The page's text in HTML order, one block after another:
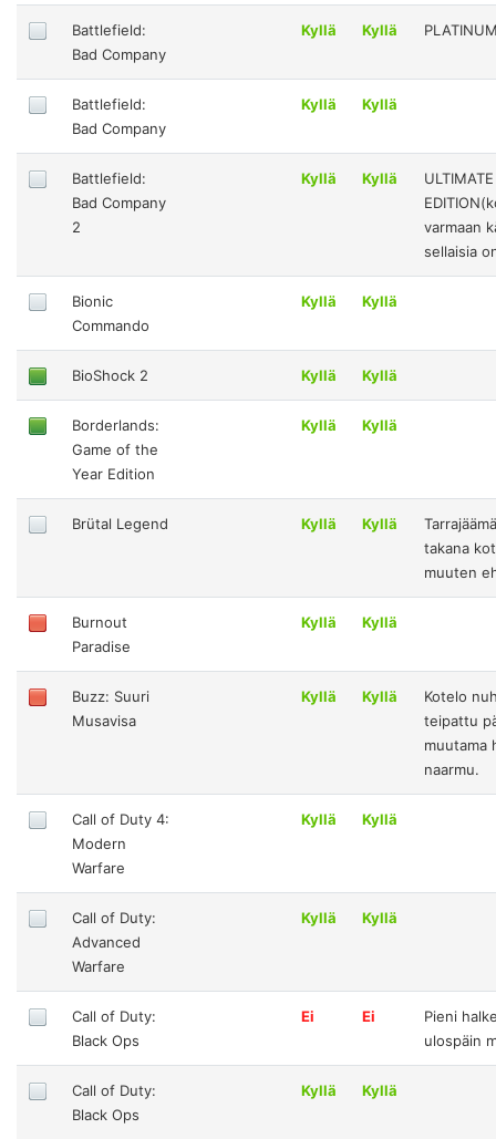
Battlefield:
Bad Company
Kyllä Kyllä
Battlefield:
Bad Company
Kyllä Kyllä
Battlefield:
Bad Company
2
Kyllä Kyllä
ULTIMATE
varmaan
sellaisia
Bionic
Commando
Kyllä Kyllä
BioShock 2 Kyllä Kyllä
Borderlands:
Game of the
Year Edition
Kyllä Kyllä
Brütal Legend Kyllä Kyllä
takana
muuten
Burnout
Paradise
Kyllä Kyllä
Buzz: Suuri
Musavisa
Kyllä Kyllä
Kotelo
teipattu
muutama
naarmu.
Call of Duty 4:
Modern
Warfare
Kyllä Kyllä
Call of Duty:
Advanced
Warfare
Kyllä Kyllä
Call of Duty:
Black Ops
Ei Ei
Pieni
ulospäin
Call of Duty:
Black Ops
Kyllä Kyllä